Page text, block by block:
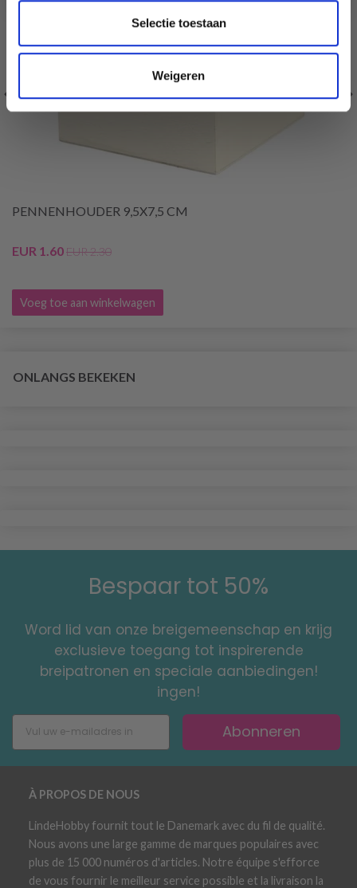
Selectie toestaan
Weigeren
PENNENHOUDER 9,5X7,5 CM
EUR 1.60EUR 2.30
Voeg toe aan winkelwagen
ONLANGS BEKEKEN
Bespaar tot 50%
Word lid van onze breigemeenschap en krijg
exclusieve toegang tot inspirerende
breipatronen en speciale aanbiedingen!
ingen!
Abonneren
À PROPOS DE NOUS
LindeHobby fournit tout le Danemark avec du fil de qualité.
Nous avons une large gamme de marques populaires avec
plus de 15 000 numéros d'articles. Notre équipe s'efforce
de vous fournir le meilleur service possible et la livraison la